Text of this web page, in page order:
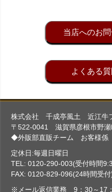
当店へのお
よくある
株式会社 千成亭風土 近江牛
〒522-0041 滋賀県彦根市野瀬
◆外販部直販チーム お客様係
定休日:毎週日曜日
TEL: 0120-290-003(受付時間
FAX: 0120-829-096(24時間受付
※メール返信業務 9：30～17